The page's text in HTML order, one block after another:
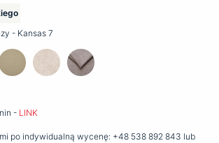
- Kansas 7
- LINK
po indywidualną wycenę: +48 538 892 843 lub